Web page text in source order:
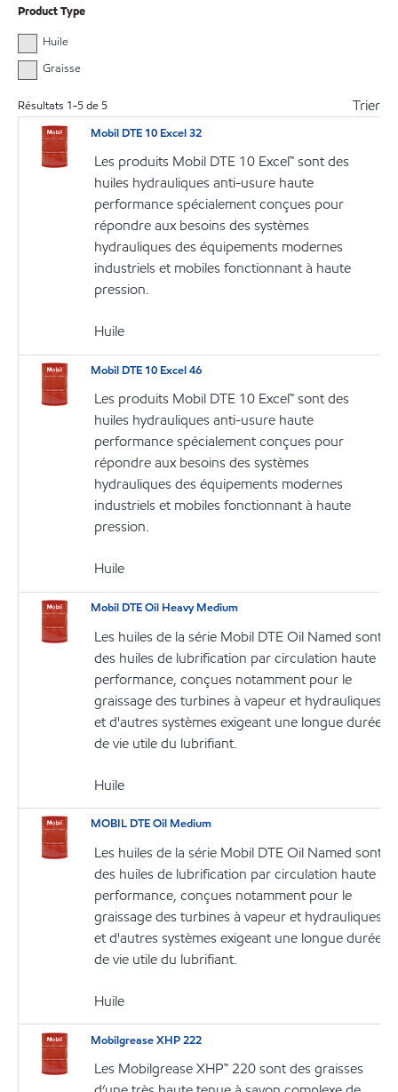
Product Type
Huile
Graisse
Résultats 1-5de 5 Trier
Mobil DTE 10 Excel 32
Les produits Mobil DTE 10 Excel™ sont des
huiles hydrauliques anti-usure haute
performance spécialement conçues pour
répondre aux besoins des systèmes
hydrauliques des équipements modernes
industriels et mobiles fonctionnant à haute
pression.
Huile
Mobil DTE 10 Excel 46
Les produits Mobil DTE 10 Excel™ sont des
huiles hydrauliques anti-usure haute
performance spécialement conçues pour
répondre aux besoins des systèmes
hydrauliques des équipements modernes
industriels et mobiles fonctionnant à haute
pression.
Huile
Mobil DTE Oil Heavy Medium
Les huiles de la série Mobil DTE Oil Named sont
des huiles de lubrification par circulation haute
performance, conçues notamment pour le
graissage des turbines à vapeur et hydrauliques
et d'autres systèmes exigeant une longue durée
de vie utile du lubrifiant.
Huile
MOBIL DTE Oil Medium
Les huiles de la série Mobil DTE Oil Named sont
des huiles de lubrification par circulation haute
performance, conçues notamment pour le
graissage des turbines à vapeur et hydrauliques
et d'autres systèmes exigeant une longue durée
de vie utile du lubrifiant.
Huile
Mobilgrease XHP 222
Les Mobilgrease XHP™ 220 sont des graisses